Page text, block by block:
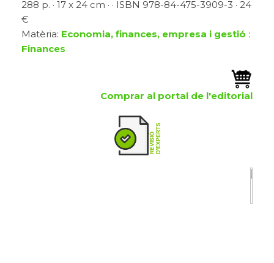
288 p. · 17 x 24 cm · · ISBN 978-84-475-3909-3 · 24
€
Matèria: Economia, finances, empresa i gestió :
Finances
Comprar al portal de l'editorial